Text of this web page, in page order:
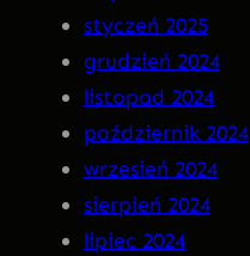
styczeń 2025
grudzień 2024
listopad 2024
październik 2024
wrzesień 2024
sierpień 2024
lipiec 2024